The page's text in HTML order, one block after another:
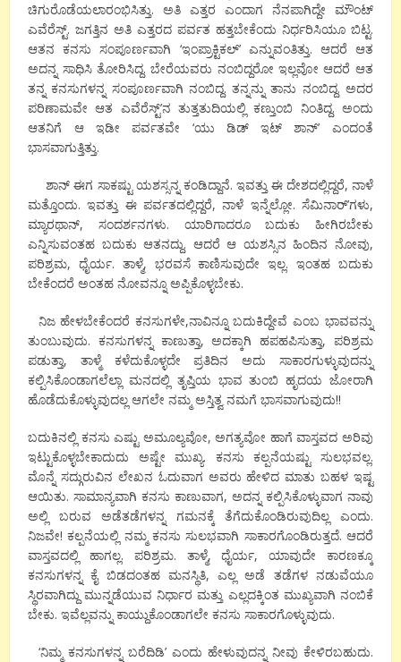
ಚಿಗುರೊಡೆಯಲಾರಂಭಿಸಿತ್ತು. ಅತಿ ಎತ್ತರ ಎಂದಾಗ ನೆನಪಾಗಿದ್ದೇ ಮೌಂಟ್
ಎವೆರೆಸ್ಟ್. ಜಗತ್ತಿನ ಅತಿ ಎತ್ತರದ ಪರ್ವತ ಹತ್ತಬೇಕೆಂದು ನಿರ್ಧರಿಸಿಯೂ ಬಿಟ್ಟ.
ಆತನ ಕನಸು ಸಂಪೂರ್ಣವಾಗಿ ‘ಇಂಪ್ರಾಕ್ಟಿಕಲ್’ ಎನ್ನುವಂತಿತ್ತು. ಆದರೆ ಆತ
ಅದನ್ನ ಸಾಧಿಸಿ ತೋರಿಸಿದ್ದ. ಬೇರೆಯವರು ನಂಬಿದ್ದರೋ ಇಲ್ಲವೋ ಆದರೆ ಆತ
ತನ್ನ ಕನಸುಗಳನ್ನ ಸಂಪೂರ್ಣವಾಗಿ ನಂಬಿದ್ದ. ತನ್ನನ್ನು ತಾನು ನಂಬಿದ್ದ. ಅದರ
ಪರಿಣಾಮವೇ ಆತ ಎವೆರೆಸ್ಟ್’ನ ತುತ್ತತುದಿಯಲ್ಲಿ ಕಣ್ತುಂಬಿ ನಿಂತಿದ್ದ. ಅಂದು
ಆತನಿಗೆ ಆ ಇಡೀ ಪರ್ವತವೇ ‘ಯು ಡಿಡ್ ಇಟ್ ಶಾನ್’ ಎಂದಂತೆ
ಭಾಸವಾಗುತ್ತಿತ್ತು.
ಶಾನ್ ಈಗ ಸಾಕಷ್ಟು ಯಶಸ್ಸನ್ನ ಕಂಡಿದ್ದಾನೆ. ಇವತ್ತು ಈ ದೇಶದಲ್ಲಿದ್ದರೆ, ನಾಳೆ
ಮತ್ತೊಂದು. ಇವತ್ತು ಈ ಪರ್ವತದಲ್ಲಿದ್ದರೆ, ನಾಳೆ ಇನ್ನೆಲ್ಲೋ. ಸೆಮಿನಾರ್’ಗಳು,
ಮ್ಯಾರಥಾನ್, ಸಂದರ್ಶನಗಳು. ಯಾರಿಗಾದರೂ ಬದುಕು ಹೀಗಿರಬೇಕು
ಎನ್ನಿಸುವಂತಹ ಬದುಕು ಆತನದ್ದು. ಆದರೆ ಆ ಯಶಸ್ಸಿನ ಹಿಂದಿನ ನೋವು,
ಪರಿಶ್ರಮ, ಧೈರ್ಯ. ತಾಳ್ಮೆ, ಭರವಸೆ ಕಾಣಿಸುವುದೇ ಇಲ್ಲ. ಇಂತಹ ಬದುಕು
ಬೇಕೆಂದರೆ ಅಂತಹ ನೋವನ್ನೂ ಅಪ್ಪಿಕೊಳ್ಳಬೇಕು.
ನಿಜ ಹೇಳಬೇಕೆಂದರೆ ಕನಸುಗಳೇ,ನಾವಿನ್ನೂ ಬದುಕಿದ್ದೇವೆ ಎಂಬ ಭಾವವನ್ನು
ತುಂಬುವುದು. ಕನಸುಗಳನ್ನ ಕಾಣುತ್ತಾ, ಅದಕ್ಕಾಗಿ ಹಪಹಪಿಸುತ್ತಾ, ಪರಿಶ್ರಮ
ಪಡುತ್ತಾ, ತಾಳ್ಮೆ ಕಳೆದುಕೊಳ್ಳದೇ ಪ್ರತಿದಿನ ಅದು ಸಾಕಾರಗುಳ್ಳುವುದನ್ನು
ಕಲ್ಪಿಸಿಕೊಂಡಾಗಲೆಲ್ಲಾ ಮನದಲ್ಲಿ ತೃಪ್ತಿಯ ಭಾವ ತುಂಬಿ ಹೃದಯ ಜೋರಾಗಿ
ಹೊಡೆದುಕೊಳ್ಳುವುದಲ್ಲ ಆಗಲೇ ನಮ್ಮ ಅಸ್ತಿತ್ವ ನಮಗೆ ಭಾಸವಾಗುವುದು!!
ಬದುಕಿನಲ್ಲಿ ಕನಸು ಎಷ್ಟು ಅಮೂಲ್ಯವೋ, ಅಗತ್ಯವೋ ಹಾಗೆ ವಾಸ್ತವದ ಅರಿವು
ಇಟ್ಟುಕೊಳ್ಳಬೇಕಾದುದು ಅಷ್ಟೇ ಮುಖ್ಯ. ಕನಸು ಕಲ್ಪನೆಯಷ್ಟು ಸುಲಭವಲ್ಲ.
ಮೊನ್ನೆ ಸದ್ಗುರುವಿನ ಲೇಖನ ಓದುವಾಗ ಅವರು ಹೇಳಿದ ಮಾತು ಬಹಳ ಇಷ್ಟ
ಆಯಿತು. ಸಾಮಾನ್ಯವಾಗಿ ಕನಸು ಕಾಣುವಾಗ, ಅದನ್ನ ಕಲ್ಪಿಸಿಕೊಳ್ಳುವಾಗ ನಾವು
ಅಲ್ಲಿ ಬರುವ ಅಡೆತಡೆಗಳನ್ನ ಗಮನಕ್ಕೆ ತೆಗೆದುಕೊಂಡಿರುವುದಿಲ್ಲ ಎಂದು.
ನಿಜವೇ! ಕಲ್ಪನೆಯಲ್ಲಿ ನಮ್ಮ ಕನಸು ಸುಲಭವಾಗಿ ಸಾಕಾರಗೊಂಡಿರುತ್ತದೆ. ಆದರೆ
ವಾಸ್ತವದಲ್ಲಿ ಹಾಗಲ್ಲ. ಪರಿಶ್ರಮ. ತಾಳ್ಮೆ, ಧೈರ್ಯ, ಯಾವುದೇ ಕಾರಣಕ್ಕೂ
ಕನಸುಗಳನ್ನ ಕೈ ಬಿಡದಂತಹ ಮನಸ್ಥಿತಿ, ಎಲ್ಲ ಅಡೆ ತಡೆಗಳ ನಡುವೆಯೂ
ಸ್ಥಿರವಾಗಿದ್ದು ಮುನ್ನಡೆಯುವ ನಿರ್ಧಾರ ಮತ್ತು ಎಲ್ಲದಕ್ಕಿಂತ ಮುಖ್ಯವಾಗಿ ನಂಬಿಕೆ
ಬೇಕು. ಇವೆಲ್ಲವನ್ನು ಕಾಯ್ದುಕೊಂಡಾಗಲೇ ಕನಸು ಸಾಕಾರಗೊಳ್ಳುವುದು.
‘ನಿಮ್ಮ ಕನಸುಗಳನ್ನ ಬರೆದಿಡಿ’ ಎಂದು ಹೇಳುವುದನ್ನ ನೀವು ಕೇಳಿರಬಹುದು.